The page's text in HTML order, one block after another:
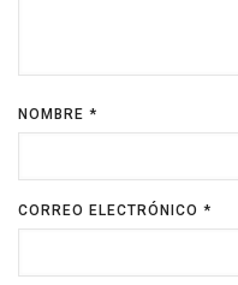
NOMBRE *
CORREO ELECTRÓNICO *